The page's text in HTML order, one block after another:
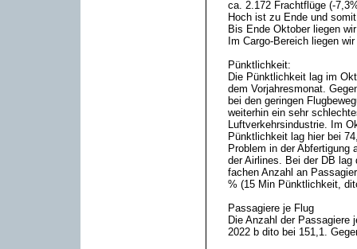
ca. 2.172 Frachtflüge (-
Hoch ist zu Ende und
Bis Ende Oktober liegen
Im Cargo-Bereich liegen
Pünktlichkeit:
Die Pünktlichkeit lag im
dem Vorjahresmonat.
bei den geringen
weiterhin ein sehr
Luftverkehrsindustrie. Im
Pünktlichkeit lag hier bei
Problem in der Abfertigung
der Airlines. Bei der DB
fachen Anzahl an
% (15 Min Pünktlichkeit,
Passagiere je Flug
Die Anzahl der Passagiere
2022 b dito bei 151,1.